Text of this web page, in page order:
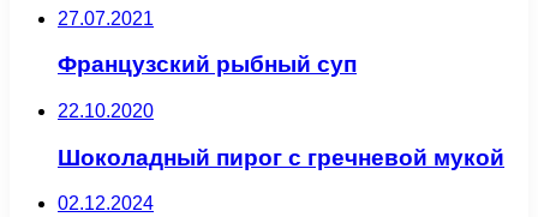
27.07.2021
Французский рыбный суп
22.10.2020
Шоколадный пирог с гречневой мукой
02.12.2024